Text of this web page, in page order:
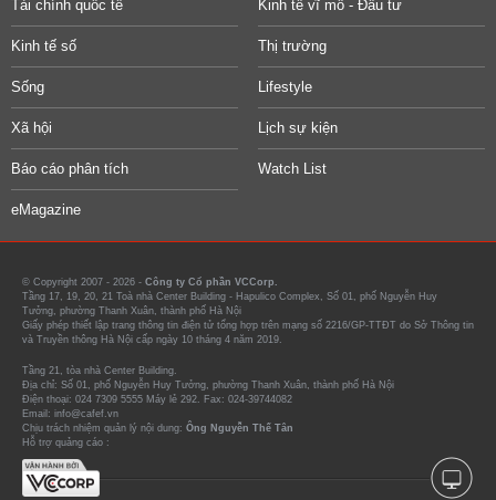
Tài chính quốc tế Kinh tế vĩ mô - Đầu tư
Kinh tế số Thị trường
Sống Lifestyle
Xã hội Lịch sự kiện
Báo cáo phân tích Watch List
eMagazine
© Copyright 2007 - 2026 - Công ty Cổ phần VCCorp.
Tầng 17, 19, 20, 21 Toà nhà Center Building - Hapulico Complex, Số 01, phố Nguyễn Huy
Tưởng, phường Thanh Xuân, thành phố Hà Nội
Giấy phép thiết lập trang thông tin điện tử tổng hợp trên mạng số 2216/GP-TTĐT do Sở Thông tin
và Truyền thông Hà Nội cấp ngày 10 tháng 4 năm 2019.
Tầng 21, tòa nhà Center Building.
Địa chỉ: Số 01, phố Nguyễn Huy Tưởng, phường Thanh Xuân, thành phố Hà Nội
Điện thoại: 024 7309 5555 Máy lẻ 292. Fax: 024-39744082
Email: info@cafef.vn
Chịu trách nhiệm quản lý nội dung: Ông Nguyễn Thế Tân
Hỗ trợ quảng cáo :